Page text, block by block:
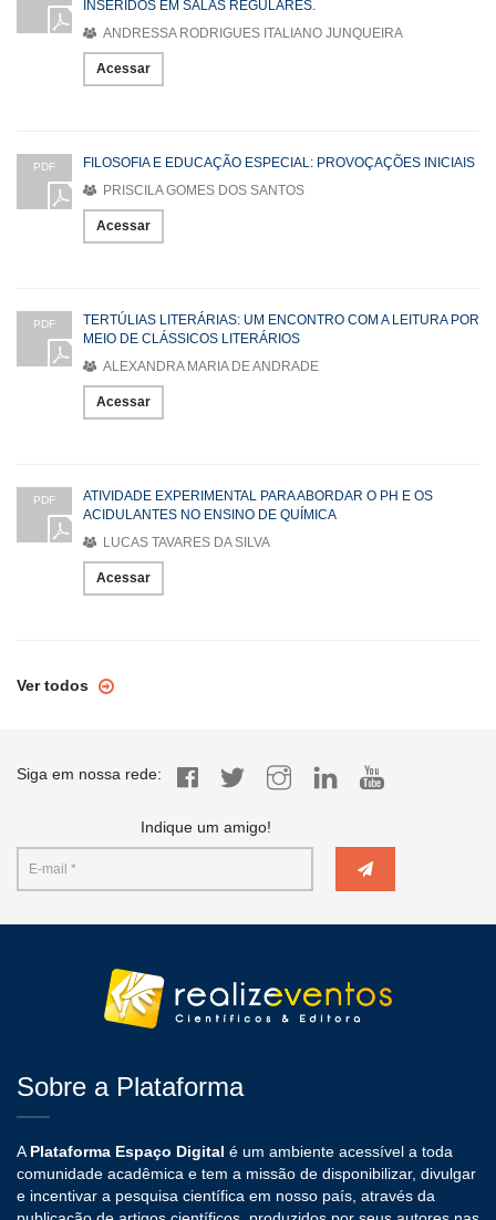
INSERIDOS EM SALAS REGULARES.
ANDRESSA RODRIGUES ITALIANO JUNQUEIRA
Acessar
PDF
FILOSOFIA E EDUCAÇÃO ESPECIAL: PROVOÇAÇÕES INICIAIS
PRISCILA GOMES DOS SANTOS
Acessar
PDF
TERTÚLIAS LITERÁRIAS: UM ENCONTRO COM A LEITURA POR
MEIO DE CLÁSSICOS LITERÁRIOS
ALEXANDRA MARIA DE ANDRADE
Acessar
PDF
ATIVIDADE EXPERIMENTAL PARA ABORDAR O PH E OS
ACIDULANTES NO ENSINO DE QUÍMICA
LUCAS TAVARES DA SILVA
Acessar
Ver todos
Siga em nossa rede:
Indique um amigo!
Sobre a Plataforma
A Plataforma Espaço Digital é um ambiente acessível a toda
comunidade acadêmica e tem a missão de disponibilizar, divulgar
e incentivar a pesquisa científica em nosso país, através da